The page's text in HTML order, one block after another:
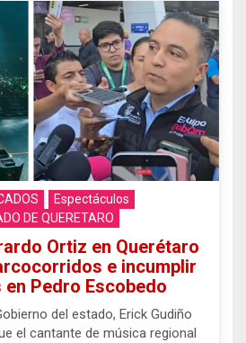
Espectáculos
DE QUERETARO
Ortiz en Querétaro
e incumplir
Pedro Escobedo
del estado, Erick Gudiño
el cantante de música regional